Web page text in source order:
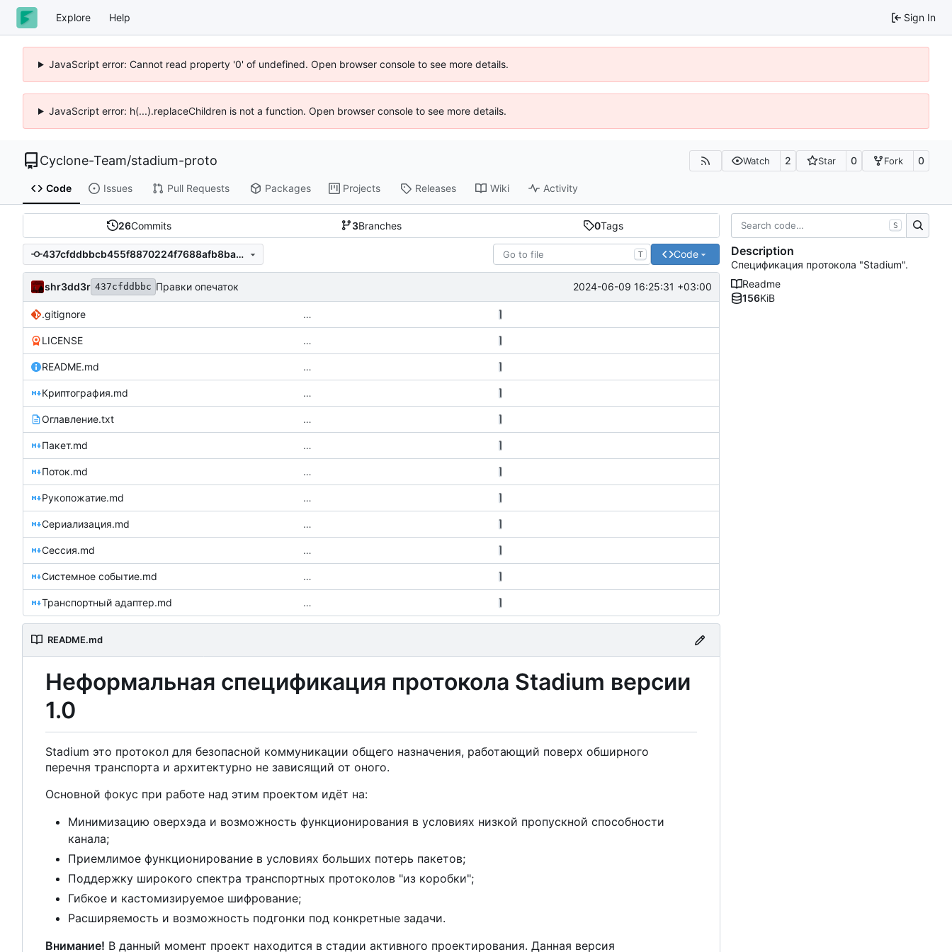
Explore Help Sign In
JavaScript error: Cannot read property '0' of undefined. Open browser console to see more details.
JavaScript error: h(...).replaceChildren is not a function. Open browser console to see more details.
Cyclone-Team/stadium-proto Watch 2 Star 0 Fork 0
Code Issues Pull Requests Packages Projects Releases Wiki Activity
26Commits 3Branches 0Tags
437cfddbbcb455f8870224f7688afb8bae8e644e T Code
shr3dd3r 437cfddbbc Правки опечаток 2024-06-09 16:25:31 +03:00
.gitignore …
LICENSE …
README.md …
Криптография.md …
Оглавление.txt …
Пакет.md …
Поток.md …
Рукопожатие.md …
Сериализация.md …
Сессия.md …
Системное событие.md …
Транспортный адаптер.md …
README.md
Неформальная спецификация протокола Stadium версии
1.0
Stadium это протокол для безопасной коммуникации общего назначения, работающий поверх обширного
перечня транспорта и архитектурно не зависящий от оного.
Основной фокус при работе над этим проектом идёт на:
Минимизацию оверхэда и возможность функционирования в условиях низкой пропускной способности
канала;
Приемлимое функционирование в условиях больших потерь пакетов;
Поддержку широкого спектра транспортных протоколов "из коробки";
Гибкое и кастомизируемое шифрование;
Расширяемость и возможность подгонки под конкретные задачи.
Внимание! В данный момент проект находится в стадии активного проектирования. Данная версия
S
Description
Спецификация протокола "Stadium".
Readme
156KiB